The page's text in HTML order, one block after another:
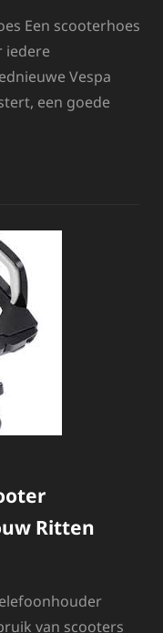
Een scooterhoes
iedere
Vespa
een goede
Ritten
van scooters